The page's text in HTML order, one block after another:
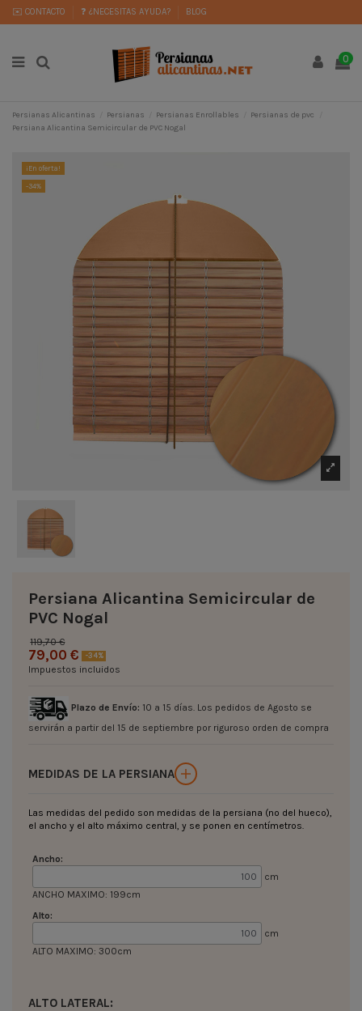
✉️ CONTACTO ❓ ¿NECESITAS AYUDA? BLOG
0
Persianas Alicantinas Persianas Persianas Enrollables
Persianas de pvc
Persiana Alicantina Semicircular de PVC Nogal
¡En oferta!
-34%
Persiana Alicantina Semicircular de
PVC Nogal
119,70 €
79,00 € -34%
Impuestos incluidos
Plazo de Envío: 10 a 15 días. Los pedidos de Agosto se
servirán a partir del 15 de septiembre por riguroso orden de compra
MEDIDAS DE LA PERSIANA
Las medidas del pedido son medidas de la persiana (no del hueco),
el ancho y el alto máximo central, y se ponen en centímetros.
Ancho:
cm
ANCHO MAXIMO: 199cm
Alto:
cm
ALTO MAXIMO: 300cm
ALTO LATERAL: